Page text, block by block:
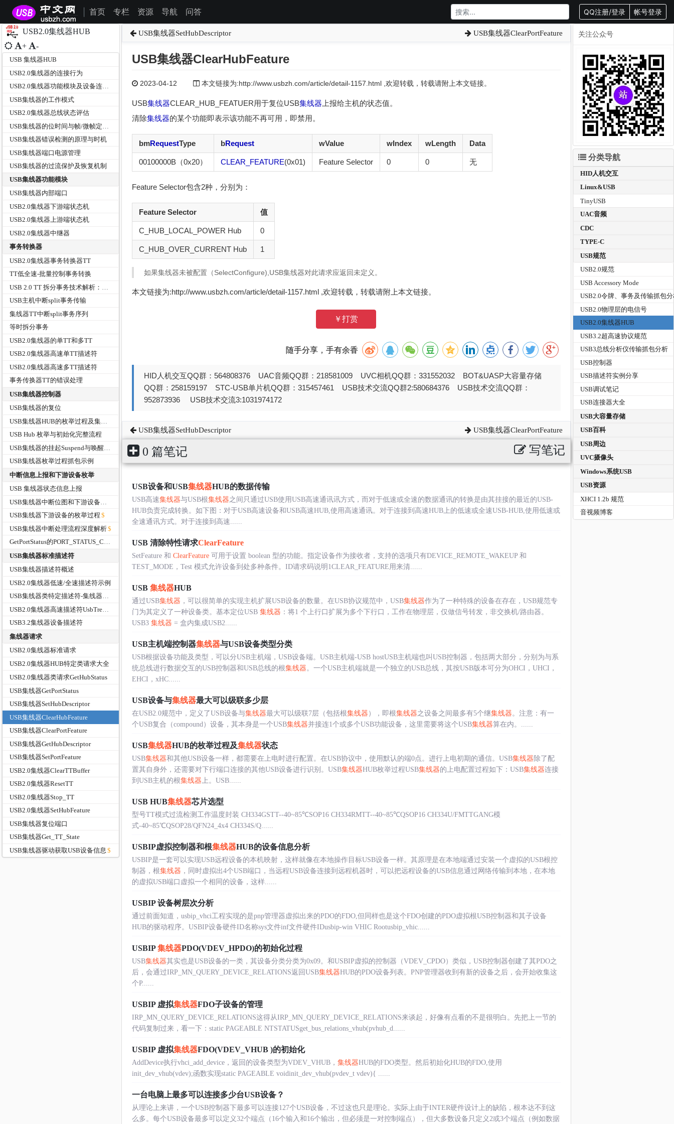
首页 专栏 资源 导航 问答 QQ注册/登录 帐号登录
USB2.0集线器HUB
+ -
USB 集线器HUB
USB2.0集线器的连接行为
USB2.0集线器功能模块及设备连接路由
USB集线器的工作模式
USB2.0集线器总线状态评估
USB集线器错误检测的原理与时机
USB集线器端口电源管理
USB集线器的过流保护及恢复机制
USB集线器功能模块
USB集线器内部端口
USB2.0集线器下游端状态机
USB2.0集线器上游端状态机
USB2.0集线器中继器
事务转换器
USB2.0集线器事务转换器TT
TT低全速-批量控制事务转换
USB主机中断split事务传输
集线器TT中断split事务序列
等时拆分事务
USB2.0集线器的单TT和多TT
USB2.0集线器高速单TT描述符
USB2.0集线器高速多TT描述符
事务传换器TT的错误处理
USB集线器控制器
USB集线器的复位
USB Hub 枚举与初始化完整流程
USB集线器枚举过程抓包示例
中断信息上报和下游设备枚举
USB 集线器状态信息上报
USB集线器下游设备的枚举过程
USB集线器中断处理流程深度解析
GetPortStatus的PORT_STATUS_CONNECT和PORT_STATUS_ENABLE
USB集线器标准描述符
USB集线器描述符概述
USB2.0集线器低速/全速描述符示例
USB集线器类特定描述符-集线器类描述符
USB3.2集线器设备描述符
集线器请求
USB2.0集线器标准请求
USB2.0集线器HUB特定类请求大全
USB2.0集线器类请求GetHubStatus
USB集线器GetPortStatus
USB集线器SetHubDescriptor
USB集线器ClearHubFeature
USB集线器ClearPortFeature
USB集线器GetHubDescriptor
USB集线器SetPortFeature
USB2.0集线器ClearTTBuffer
USB2.0集线器ResetTT
USB2.0集线器Stop_TT
USB2.0集线器SetHubFeature
USB集线器复位端口
USB集线器Get_TT_State
USB集线器驱动获取USB设备信息
USB集线器SetHubDescriptor USB集线器ClearPortFeature
USB集线器ClearHubFeature
2023-04-12 本文链接为:http://www.usbzh.com/article/detail-1157.html ,欢迎转载，转载请附上本文链接。
USB集线器CLEAR_HUB_FEATUER用于复位USB集线器 上报给主机的状态值。
清除集线器的某个功能即表示该功能不再可用，即禁用。
bmRequestType bRequest wValue wIndex wLength Data
00100000B（0x20） CLEAR_FEATURE(0x01) Feature Selector 0 0 无
Feature Selector包含2种，分别为：
Feature Selector 值
C_HUB_LOCAL_POWER Hub 0
C_HUB_OVER_CURRENT Hub 1
如果集线器未被配置（SelectConfigure),USB集线器对此请求应返回未定义。
本文链接为:http://www.usbzh.com/article/detail-1157.html ,欢迎转载，转载请附上本文链接。
￥打赏
随手分享，手有余香
HID人机交互QQ群：564808376 UAC音频QQ群：218581009 UVC相机QQ群：331552032 BOT&UASP大容量存储
QQ群：258159197 STC-USB单片机QQ群：315457461 USB技术交流QQ群2:580684376 USB技术交流QQ群：
952873936 USB技术交流3:1031974172
USB集线器SetHubDescriptor USB集线器ClearPortFeature
0 篇笔记 写笔记
USB设备和USB集线器HUB的数据传输
USB高速集线器与USB根集线器之间只通过USB使用USB高速通讯讯方式，而对于低速或全速的数据通讯的转换是由其挂接的最近的USB-
HUB负责完成转换。如下图：对于USB高速设备和USB高速HUB,使用高速通讯。对于连接到高速HUB上的低速或全速USB-HUB,使用低速或
全速通讯方式。对于连接到高速......
USB 清除特性请求ClearFeature
SetFeature 和 ClearFeature可用于设置 boolean 型的功能。指定设备作为接收者，支持的选项只有DEVICE_REMOTE_WAKEUP 和
TEST_MODE，Test 模式允许设备到处多种条件。ID请求码说明1CLEAR_FEATURE用来清......
USB 集线器HUB
通过USB集线器 ，可以很简单的实现主机扩展USB设备的数量。在USB协议规范中，USB集线器作为了一种特殊的设备在存在，USB规范专
门为其定义了一种设备类。基本定位USB 集线器 ：将1 个上行口扩展为多个下行口，工作在物理层，仅做信号转发，非交换机/路由器。
USB3 集线器 = 盒内集成USB2......
USB主机端控制器集线器与USB设备类型分类
USB根据设备功能及类型，可以分USB主机端，USB设备端。USB主机端-USB hostUSB主机端也叫USB控制器，包括两大部分，分别为与系
统总线进行数据交互的USB控制器和USB总线的根集线器。一个USB主机端就是一个独立的USB总线，其按USB版本可分为OHCI，UHCI，
EHCI，xHC......
USB设备与集线器最大可以级联多少层
在USB2.0规范中，定义了USB设备与集线器最大可以级联7层（包括根集线器 ），即根集线器之设备之间最多有5个继集线器。注意：有一
个USB复合（compound）设备，其本身是一个USB集线器并接连1个或多个USB功能设备，这里需要将这个USB集线器算在内。......
USB集线器HUB的枚举过程及集线器状态
USB集线器和其他USB设备一样，都需要在上电时进行配置。在USB协议中，使用默认的端0点。进行上电初期的通信。USB集线器 除了配
置其自身外，还需要对下行端口连接的其他USB设备进行识别。USB集线器HUB枚举过程USB集线器的上电配置过程如下：USB集线器连接
到USB主机的根集线器上。USB......
USB HUB集线器芯片选型
型号TT模式过流检测工作温度封装 CH334GSTT--40~85℃SOP16 CH334RMTT--40~85℃QSOP16 CH334U/FMTTGANG模
式-40~85℃QSOP28/QFN24_4x4 CH334S/Q......
USBIP虚拟控制器和根集线器HUB的设备信息分析
USBIP是一套可以实现USB远程设备的本机映射，这样就像在本地操作目标USB设备一样。其原理是在本地端通过安装一个虚拟的USB根控
制器，根集线器 ，同时虚拟出4个USB端口，当远程USB设备连接到远程机器时，可以把远程设备的USB信息通过网络传输到本地，在本地
的虚拟USB端口虚拟一个相同的设备，这样......
USBIP 设备树层次分析
通过前面知道，usbip_vhci工程实现的是pnp管理器虚拟出来的PDO的FDO,但同样也是这个FDO创建的PDO虚拟根USB控制器和其子设备
HUB的驱动程序。USBIP设备硬件ID名称sys文件inf文件硬件IDusbip-win VHIC Rootusbip_vhic......
USBIP集线器PDO(VDEV_HPDO)的初始化过程
USB集线器其实也是USB设备的一类，其设备分类分类为0x09。和USBIP虚拟的控制器（VDEV_CPDO）类似，USB控制器创建了其PDO之
后，会通过IRP_MN_QUERY_DEVICE_RELATIONS返回USB集线器HUB的PDO设备列表。PNP管理器收到有新的设备之后，会开始收集这
个P......
USBIP 虚拟集线器FDO子设备的管理
IRP_MN_QUERY_DEVICE_RELATIONS这得从IRP_MN_QUERY_DEVICE_RELATIONS来谈起，好像有点看的不是很明白。先把上一节的
代码复制过来，看一下：static PAGEABLE NTSTATUSget_bus_relations_vhub(pvhub_d......
USBIP 虚拟集线器FDO(VDEV_VHUB )的初始化
AddDevice执行vhci_add_device，返回的设备类型为VDEV_VHUB， 集线器HUB的FDO类型。然后初始化HUB的FDO,使用
init_dev_vhub(vdev);函数实现static PAGEABLE voidinit_dev_vhub(pvdev_t vdev){ ......
一台电脑上最多可以连接多少台USB设备？
从理论上来讲，一个USB控制器下最多可以连接127个USB设备，不过这也只是理论。实际上由于INTER硬件设计上的缺陷，根本达不到这
么多。每个USB设备最多可以定义32个端点（16个输入和16个输出，但必须是一对控制端点），但大多数设备只定义2或3个端点（例如数据
关注公众号
分类导航
HID人机交互
Linux&USB
TinyUSB
UAC音频
CDC
TYPE-C
USB规范
USB2.0规范
USB Accessory Mode
USB2.0令牌、事务及传输抓包
USB2.0物理层的电信号
USB2.0集线器HUB
USB3.2超高速协议规范
USB3总线分析仪传输抓包分析
USB控制器
USB描述符实例分享
USB调试笔记
USB连接器大全
USB大容量存储
USB百科
USB周边
UVC摄像头
Windows系统USB
USB资源
XHCI 1.2b 规范
音视频博客